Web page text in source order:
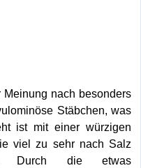
nach besonders
Stäbchen, was
ist mit einer würzigen
viel zu sehr nach Salz
Durch die etwas